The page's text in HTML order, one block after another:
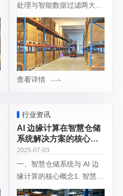
处理与智能数据过滤两大核
心能力，实现了毫秒级烟火
入侵预警与带宽成本狂省
90%的颠覆性效果，正在重
塑仓储消防安全与网络管理
的游戏规
查看详情
行业资讯
AI 边缘计算在智慧仓储
系统解决方案的核心应
用场景
2025-07-03
一、智慧仓储系统与 AI 边
缘计算的核心概念1. 智慧仓
储系统基于物联网、大数